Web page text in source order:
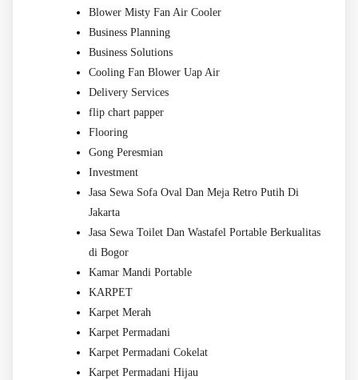
Blower Misty Fan Air Cooler
Business Planning
Business Solutions
Cooling Fan Blower Uap Air
Delivery Services
flip chart papper
Flooring
Gong Peresmian
Investment
Jasa Sewa Sofa Oval Dan Meja Retro Putih Di
Jakarta
Jasa Sewa Toilet Dan Wastafel Portable Berkualitas
di Bogor
Kamar Mandi Portable
KARPET
Karpet Merah
Karpet Permadani
Karpet Permadani Cokelat
Karpet Permadani Hijau